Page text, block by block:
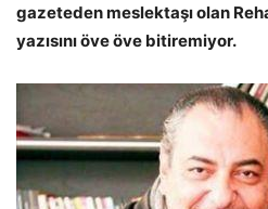
gazeteden meslektaşı olan
yazısını öve öve bitiremiyor.